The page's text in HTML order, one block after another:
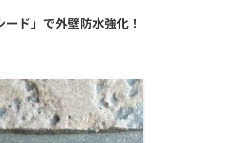
ド」で外壁防水強化！